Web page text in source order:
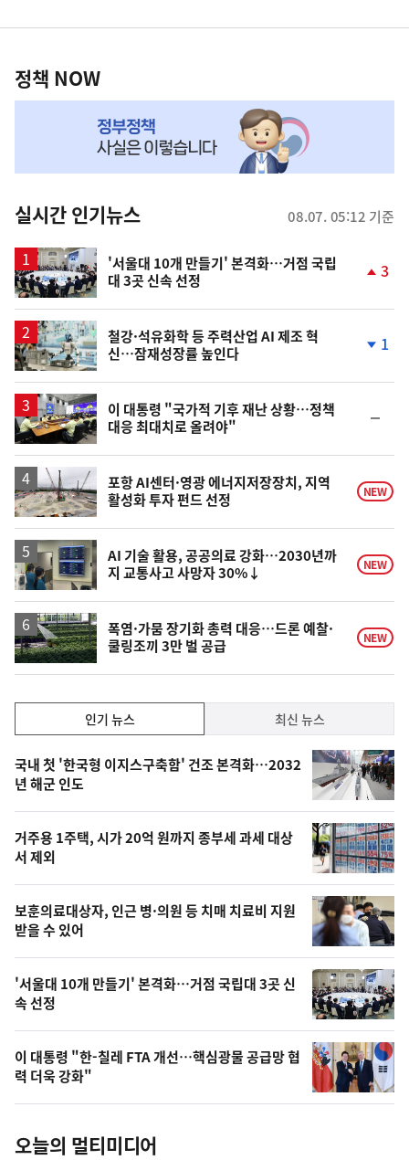
영
책
NOW,
뉴
스
정책 NOW
실시간 인기뉴스 08.07. 05:12 기준
'서울대 10개 만들기' 본격화…거점 국립
대 3곳 신속 선정
상
3
철강·석유화학 등 주력산업 AI 제조 혁
신…잠재성장률 높인다
하
1
이 대통령 "국가적 기후 재난 상황…정책
대응 최대치로 올려야"
일
포항 AI센터·영광 에너지저장장치, 지역
활성화 투자 펀드 선정
NEW
AI 기술 활용, 공공의료 강화…2030년까
지 교통사고 사망자 30%↓
NEW
폭염·가뭄 장기화 총력 대응…드론 예찰·
쿨링조끼 3만 벌 공급
NEW
기,
최
신,
오
늘
의
영
상
오
늘
의
사
진
인기 뉴스 최신 뉴스
인
기
뉴
스
국내 첫 '한국형 이지스구축함' 건조 본격화…2032
년 해군 인도
거주용 1주택, 시가 20억 원까지 종부세 과세 대상
서 제외
보훈의료대상자, 인근 병·의원 등 치매 치료비 지원
받을 수 있어
'서울대 10개 만들기' 본격화…거점 국립대 3곳 신
속 선정
이 대통령 "한-칠레 FTA 개선…핵심광물 공급망 협
력 더욱 강화"
오늘의 멀티미디어